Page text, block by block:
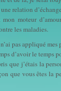
relation
moteur
les maladies.
pas appliqué
d’avoir le temps
que j’étais la
que vous êtes la